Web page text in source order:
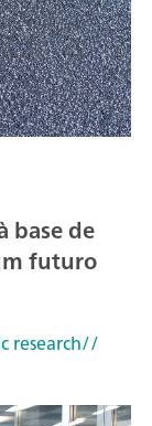
base de
futuro
research//